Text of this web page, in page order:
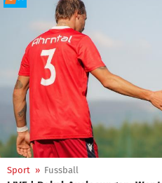
Sport » Fussball